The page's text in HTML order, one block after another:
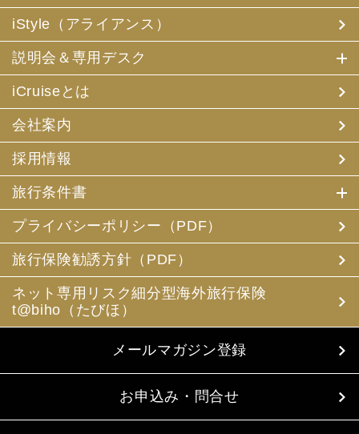
iStyle（アライアンス）
説明会＆専用デスク
iCruiseとは
会社案内
採用情報
旅行条件書
プライバシーポリシー（PDF）
旅行保険勧誘方針（PDF）
ネット専用リスク細分型海外旅行保険
t@biho（たびほ）
メールマガジン登録
お申込み・問合せ